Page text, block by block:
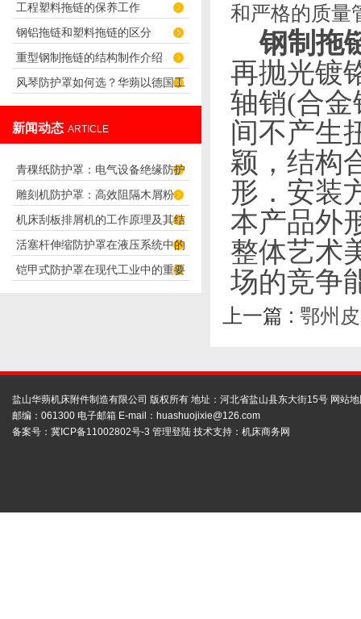
工程塑料拖链的保养工作
钢铝拖链和塑料拖链的区分
重型钢制拖链的结构制作介绍
风琴防护罩如何选？华蒴以德国工
新闻动态 ARTICLE
青稞纸防护罩：电气设备绝缘防护
专用方案
雕刻机防护罩：高效阻隔木屑粉
尘，守护设备精度与安全
机床刮板排屑机的工作原理及其结
构分析
活塞杆伸缩防护罩在液压系统中的
应用
铠甲式防护罩在现代工业中的重要
和严格的质量
钢制拖
再抛光镀
轴销(合金
间不产生
颖，结构
形．安装
本产品外
整体艺术
场的竞争
上一篇 : 鄂州
盐山华蒴机床附件制造有限公司 版权所有 地址：河北省盐山县东大街15号 网站
邮编：061300 电子邮箱 E-mail： huashuojixie@126.com
备案号： 冀ICP备11002802号-3 管理登陆 技术支持： 机床商务网